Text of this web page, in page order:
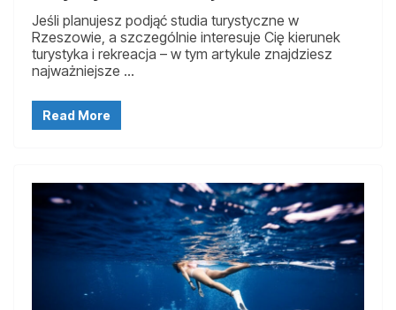
Jeśli planujesz podjąć studia turystyczne w
Rzeszowie, a szczególnie interesuje Cię kierunek
turystyka i rekreacja – w tym artykule znajdziesz
najważniejsze …
Read More